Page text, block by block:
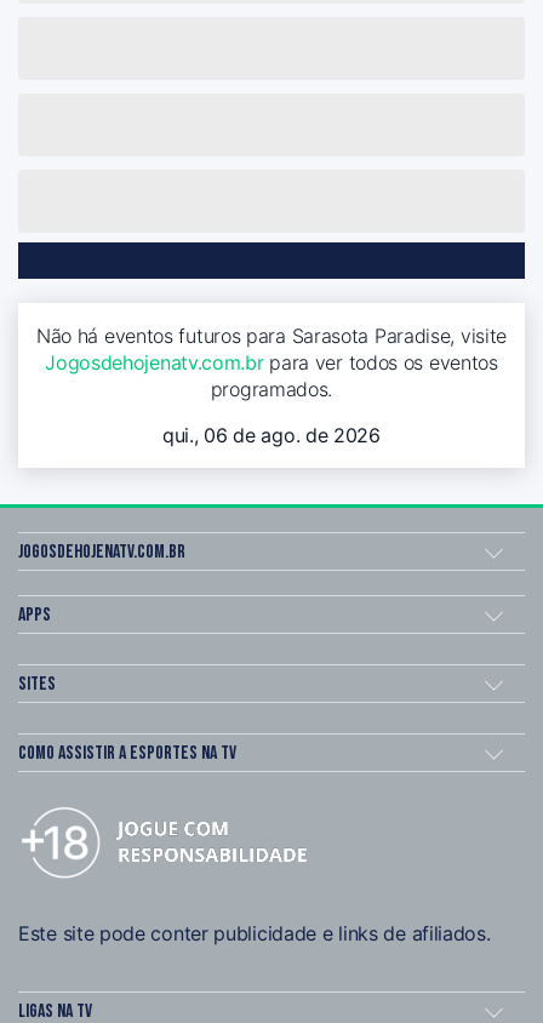
Não há eventos futuros para Sarasota Paradise, visite
Jogosdehojenatv.com.brpara ver todos os eventos
programados.
qui., 06 de ago. de 2026
Jogosdehojenatv.com.br
Apps
Sites
Como assistir a esportes na TV
Este site pode conter publicidade e links de afiliados.
Ligas na TV